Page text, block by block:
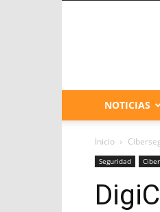
NOTICIAS
Inicio
Seguridad